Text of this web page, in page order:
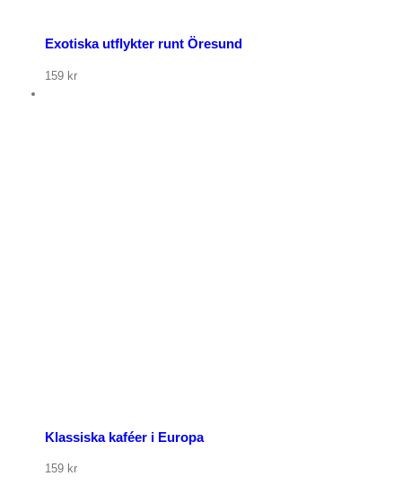
Exotiska utflykter runt Öresund
159 kr
Klassiska kaféer i Europa
159 kr